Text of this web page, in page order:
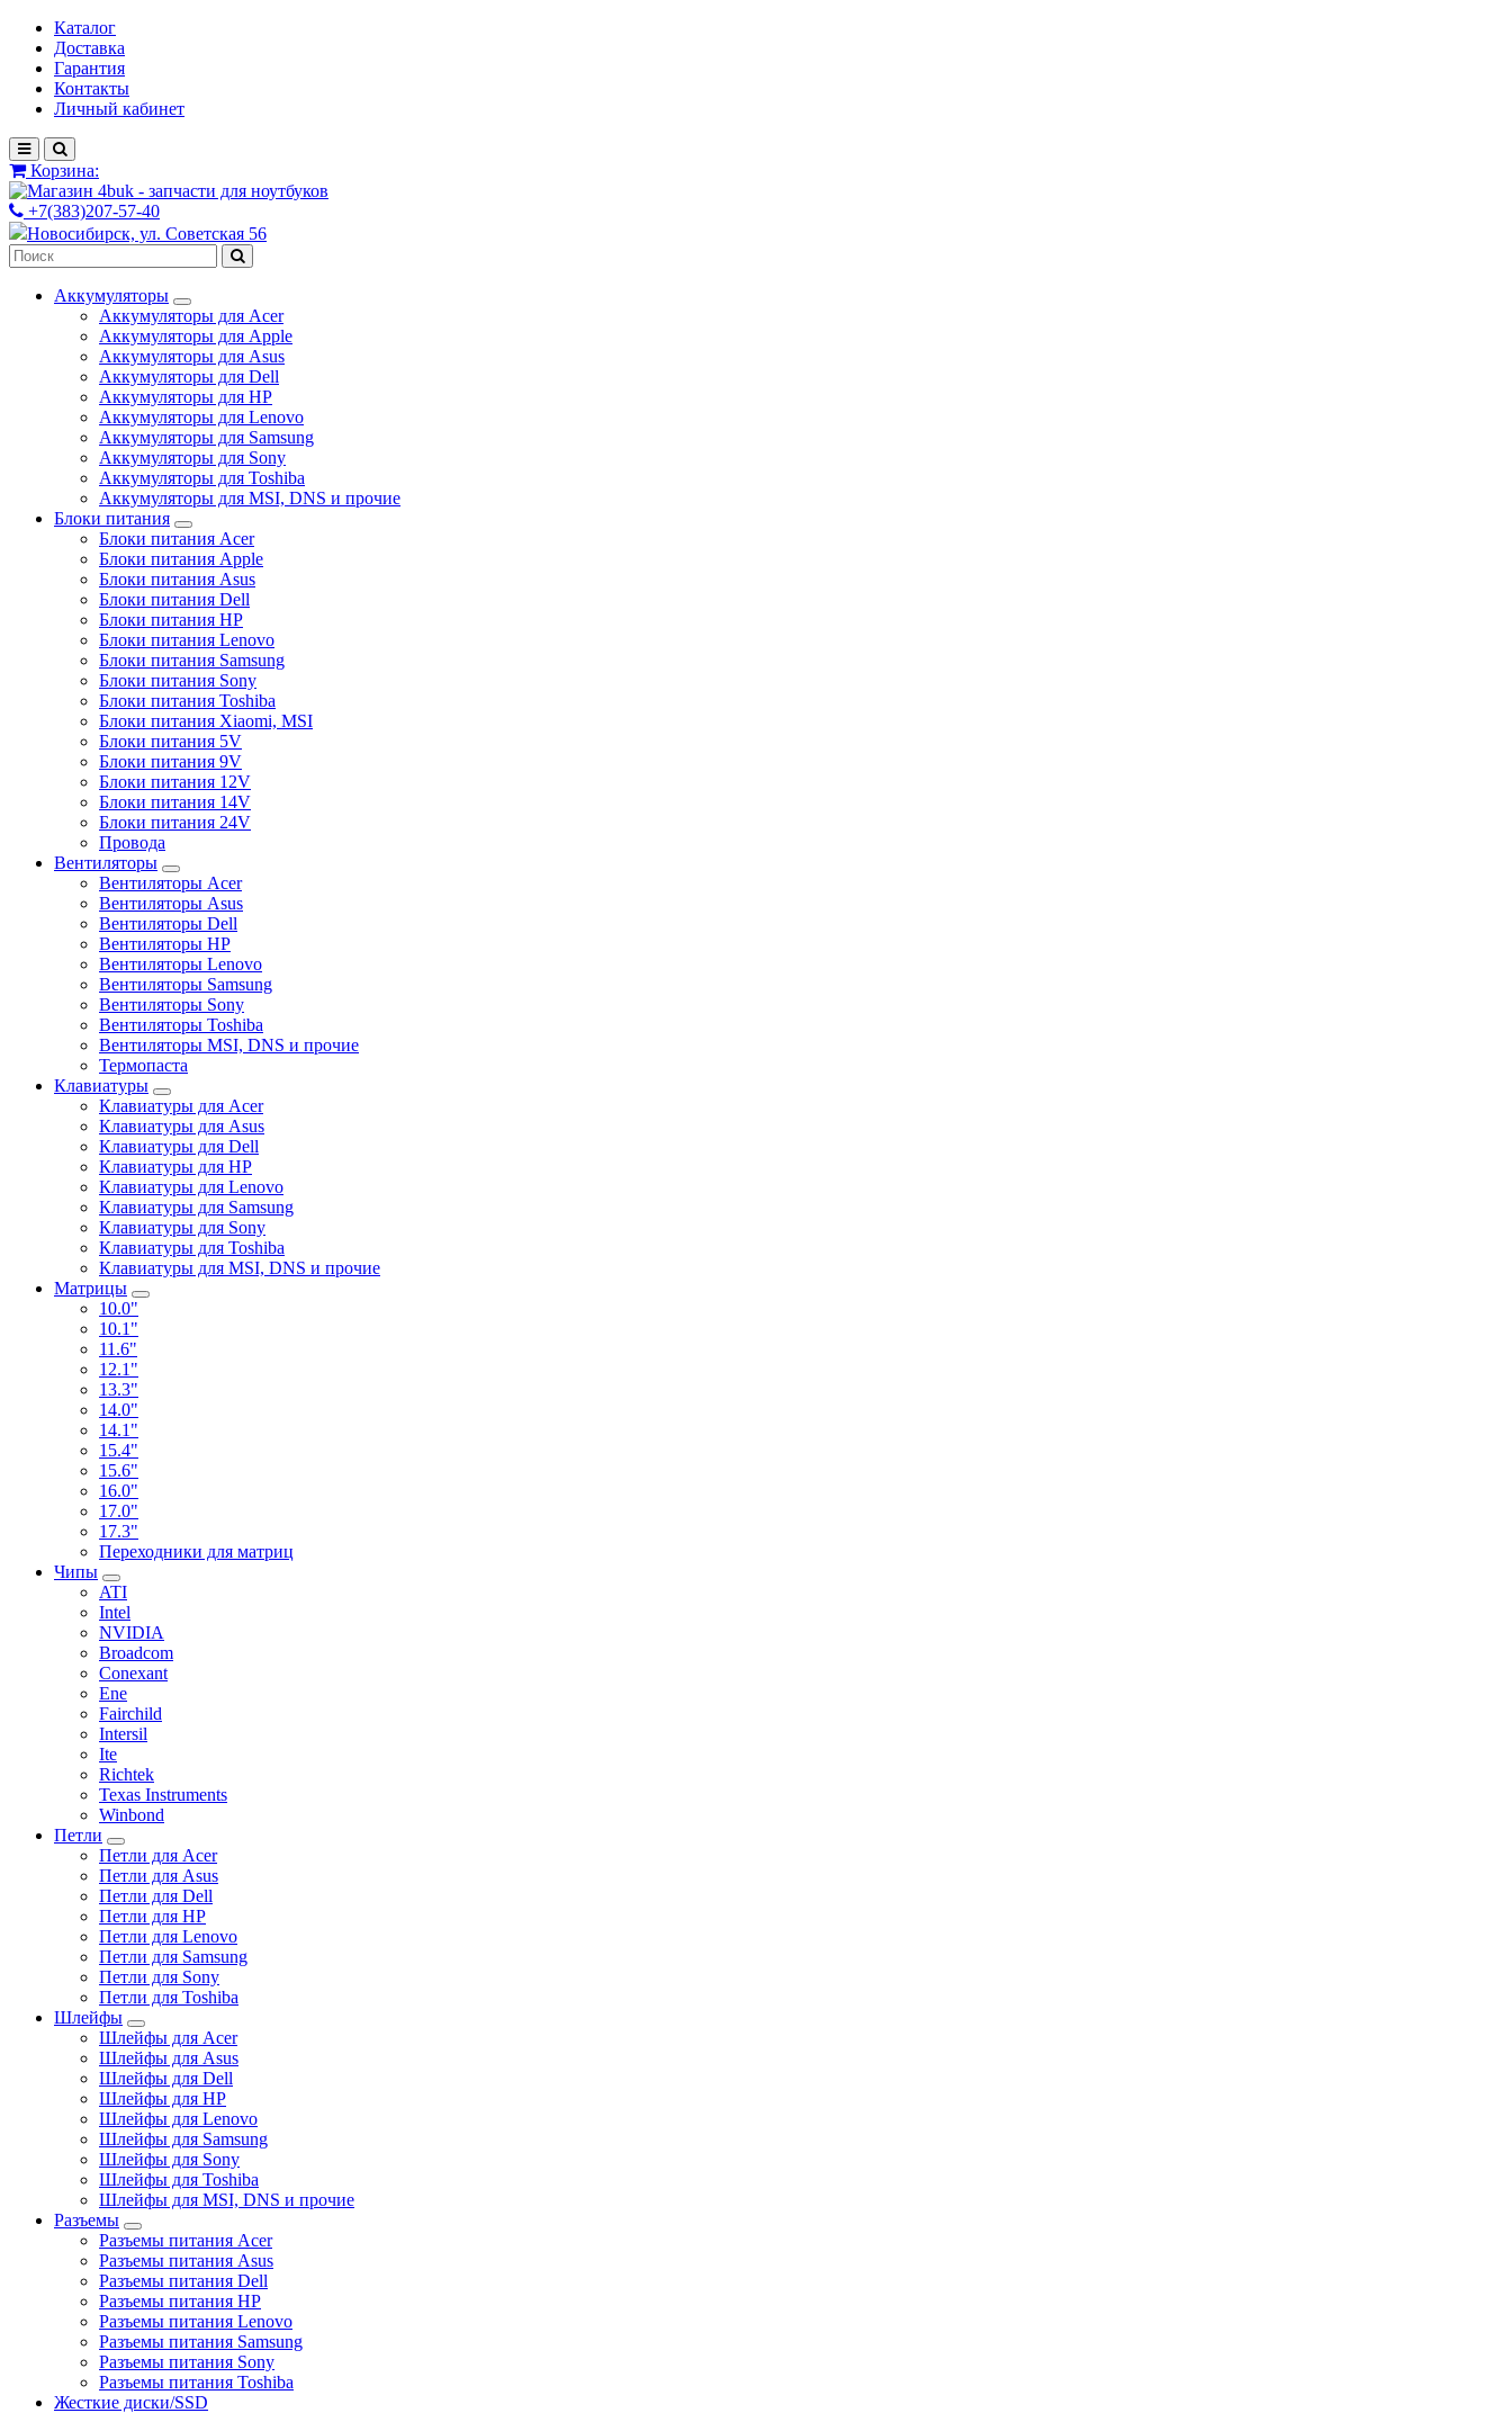
Каталог
Доставка
Гарантия
Контакты
Личный кабинет
Корзина:
+7(383)207-57-40
Новосибирск, ул. Советская 56
Аккумуляторы
Аккумуляторы для Acer
Аккумуляторы для Apple
Аккумуляторы для Asus
Аккумуляторы для Dell
Аккумуляторы для HP
Аккумуляторы для Lenovo
Аккумуляторы для Samsung
Аккумуляторы для Sony
Аккумуляторы для Toshiba
Аккумуляторы для MSI, DNS и прочие
Блоки питания
Блоки питания Acer
Блоки питания Apple
Блоки питания Asus
Блоки питания Dell
Блоки питания HP
Блоки питания Lenovo
Блоки питания Samsung
Блоки питания Sony
Блоки питания Toshiba
Блоки питания Xiaomi, MSI
Блоки питания 5V
Блоки питания 9V
Блоки питания 12V
Блоки питания 14V
Блоки питания 24V
Провода
Вентиляторы
Вентиляторы Acer
Вентиляторы Asus
Вентиляторы Dell
Вентиляторы HP
Вентиляторы Lenovo
Вентиляторы Samsung
Вентиляторы Sony
Вентиляторы Toshiba
Вентиляторы MSI, DNS и прочие
Термопаста
Клавиатуры
Клавиатуры для Acer
Клавиатуры для Asus
Клавиатуры для Dell
Клавиатуры для HP
Клавиатуры для Lenovo
Клавиатуры для Samsung
Клавиатуры для Sony
Клавиатуры для Toshiba
Клавиатуры для MSI, DNS и прочие
Матрицы
10.0"
10.1"
11.6"
12.1"
13.3"
14.0"
14.1"
15.4"
15.6"
16.0"
17.0"
17.3"
Переходники для матриц
Чипы
ATI
Intel
NVIDIA
Broadcom
Conexant
Ene
Fairchild
Intersil
Ite
Richtek
Texas Instruments
Winbond
Петли
Петли для Acer
Петли для Asus
Петли для Dell
Петли для HP
Петли для Lenovo
Петли для Samsung
Петли для Sony
Петли для Toshiba
Шлейфы
Шлейфы для Acer
Шлейфы для Asus
Шлейфы для Dell
Шлейфы для HP
Шлейфы для Lenovo
Шлейфы для Samsung
Шлейфы для Sony
Шлейфы для Toshiba
Шлейфы для MSI, DNS и прочие
Разъемы
Разъемы питания Acer
Разъемы питания Asus
Разъемы питания Dell
Разъемы питания HP
Разъемы питания Lenovo
Разъемы питания Samsung
Разъемы питания Sony
Разъемы питания Toshiba
Жесткие диски/SSD